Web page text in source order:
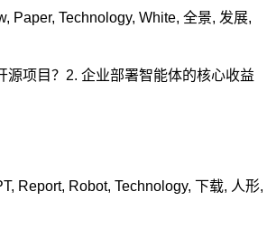
, Paper, Technology, White, 全景, 发展,
项目？2. 企业部署智能体的核心收益
, Report, Robot, Technology, 下载, 人形,